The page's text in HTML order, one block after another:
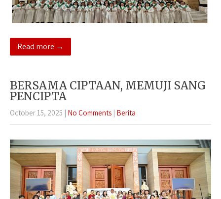
Read more →
BERSAMA CIPTAAN, MEMUJI SANG
PENCIPTA
October 15, 2025 | No Comments | Berita